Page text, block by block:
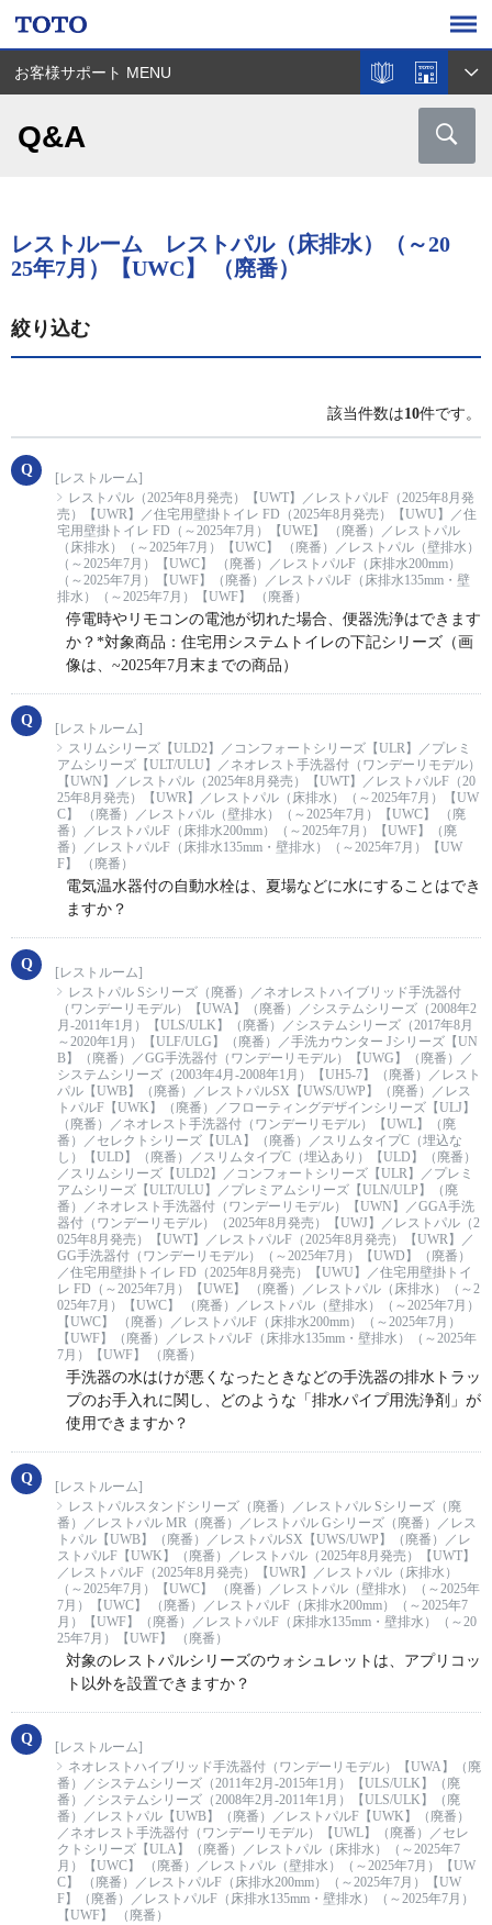
お客様サポート MENU
Q&A
レストルーム レストパル（床排水）（～20
25年7月）【UWC】 （廃番）
絞り込む
該当件数は10件です。
[レストルーム]
レストパル（2025年8月発売）【UWT】／レストパルF（2025年8月発
売）【UWR】／住宅用壁掛トイレ FD（2025年8月発売）【UWU】／住
宅用壁掛トイレ FD（～2025年7月）【UWE】 （廃番）／レストパル
（床排水）（～2025年7月）【UWC】 （廃番）／レストパル（壁排水）
（～2025年7月）【UWC】 （廃番）／レストパルF（床排水200mm）
（～2025年7月）【UWF】（廃番）／レストパルF（床排水135mm・壁
排水）（～2025年7月）【UWF】 （廃番）
停電時やリモコンの電池が切れた場合、便器洗浄はできます
か？*対象商品：住宅用システムトイレの下記シリーズ（画
像は、~2025年7月末までの商品）
[レストルーム]
スリムシリーズ【ULD2】／コンフォートシリーズ【ULR】／プレミ
アムシリーズ【ULT/ULU】／ネオレスト手洗器付（ワンデーリモデル）
【UWN】／レストパル（2025年8月発売）【UWT】／レストパルF（20
25年8月発売）【UWR】／レストパル（床排水）（～2025年7月）【UW
C】 （廃番）／レストパル（壁排水）（～2025年7月）【UWC】 （廃
番）／レストパルF（床排水200mm）（～2025年7月）【UWF】（廃
番）／レストパルF（床排水135mm・壁排水）（～2025年7月）【UW
F】 （廃番）
電気温水器付の自動水栓は、夏場などに水にすることはでき
ますか？
[レストルーム]
レストパル Sシリーズ（廃番）／ネオレストハイブリッド手洗器付
（ワンデーリモデル）【UWA】（廃番）／システムシリーズ（2008年2
月-2011年1月）【ULS/ULK】（廃番）／システムシリーズ（2017年8月
～2020年1月）【ULF/ULG】（廃番）／手洗カウンター Jシリーズ【UN
B】（廃番）／GG手洗器付（ワンデーリモデル）【UWG】（廃番）／
システムシリーズ（2003年4月-2008年1月）【UH5-7】（廃番）／レスト
パル【UWB】（廃番）／レストパルSX【UWS/UWP】（廃番）／レス
トパルF【UWK】（廃番）／フローティングデザインシリーズ【ULJ】
（廃番）／ネオレスト手洗器付（ワンデーリモデル）【UWL】（廃
番）／セレクトシリーズ【ULA】（廃番）／スリムタイプC（埋込な
し）【ULD】（廃番）／スリムタイプC（埋込あり）【ULD】（廃番）
／スリムシリーズ【ULD2】／コンフォートシリーズ【ULR】／プレミ
アムシリーズ【ULT/ULU】／プレミアムシリーズ【ULN/ULP】（廃
番）／ネオレスト手洗器付（ワンデーリモデル）【UWN】／GGA手洗
器付（ワンデーリモデル）（2025年8月発売）【UWJ】／レストパル（2
025年8月発売）【UWT】／レストパルF（2025年8月発売）【UWR】／
GG手洗器付（ワンデーリモデル）（～2025年7月）【UWD】（廃番）
／住宅用壁掛トイレ FD（2025年8月発売）【UWU】／住宅用壁掛トイ
レ FD（～2025年7月）【UWE】 （廃番）／レストパル（床排水）（～2
025年7月）【UWC】 （廃番）／レストパル（壁排水）（～2025年7月）
【UWC】 （廃番）／レストパルF（床排水200mm）（～2025年7月）
【UWF】（廃番）／レストパルF（床排水135mm・壁排水）（～2025年
7月）【UWF】 （廃番）
手洗器の水はけが悪くなったときなどの手洗器の排水トラッ
プのお手入れに関し、どのような「排水パイプ用洗浄剤」が
使用できますか？
[レストルーム]
レストパルスタンドシリーズ（廃番）／レストパル Sシリーズ（廃
番）／レストパル MR（廃番）／レストパル Gシリーズ（廃番）／レス
トパル【UWB】（廃番）／レストパルSX【UWS/UWP】（廃番）／レ
ストパルF【UWK】（廃番）／レストパル（2025年8月発売）【UWT】
／レストパルF（2025年8月発売）【UWR】／レストパル（床排水）
（～2025年7月）【UWC】 （廃番）／レストパル（壁排水）（～2025年
7月）【UWC】 （廃番）／レストパルF（床排水200mm）（～2025年7
月）【UWF】（廃番）／レストパルF（床排水135mm・壁排水）（～20
25年7月）【UWF】 （廃番）
対象のレストパルシリーズのウォシュレットは、アプリコッ
ト以外を設置できますか？
[レストルーム]
ネオレストハイブリッド手洗器付（ワンデーリモデル）【UWA】（廃
番）／システムシリーズ（2011年2月-2015年1月）【ULS/ULK】（廃
番）／システムシリーズ（2008年2月-2011年1月）【ULS/ULK】（廃
番）／レストパル【UWB】（廃番）／レストパルF【UWK】（廃番）
／ネオレスト手洗器付（ワンデーリモデル）【UWL】（廃番）／セレ
クトシリーズ【ULA】（廃番）／レストパル（床排水）（～2025年7
月）【UWC】 （廃番）／レストパル（壁排水）（～2025年7月）【UW
C】 （廃番）／レストパルF（床排水200mm）（～2025年7月）【UW
F】（廃番）／レストパルF（床排水135mm・壁排水）（～2025年7月）
【UWF】 （廃番）